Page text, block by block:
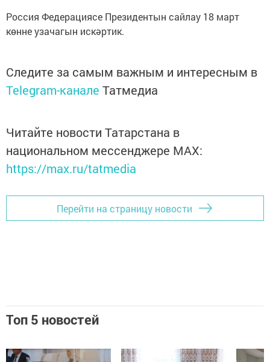
Россия Федерациясе Президентын сайлау 18 март
көнне узачагын искәртик.
Следите за самым важным и интересным в
Telegram-канале Татмедиа
Читайте новости Татарстана в
национальном мессенджере MАХ:
https://max.ru/tatmedia
Перейти на страницу новости
Топ 5 новостей